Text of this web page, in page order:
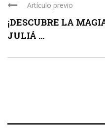
Artículo previo
¡DESCUBRE LA
JULIÁ ...